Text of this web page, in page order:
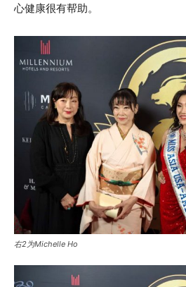
心健康很有帮助。
右2为Michelle Ho